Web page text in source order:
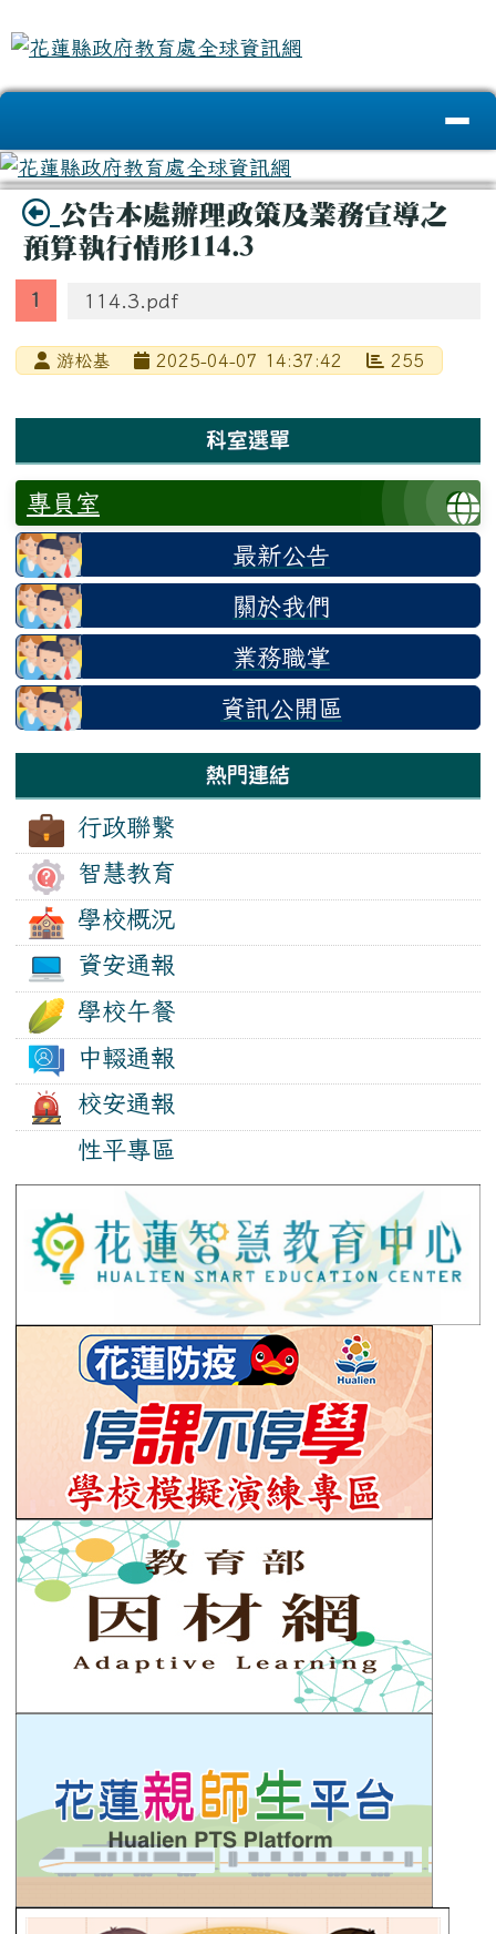
跳至主內容區
花蓮縣政府教育處全球資訊網
導覽列
主內容區域
標題圖示
公告本處辦理政策及業務宣導之
預算執行情形114.3
114.3.pdf
游松基 2025-04-07 14:37:42 255
科室選單
專員室
最新公告
關於我們
業務職掌
資訊公開區
熱門連結
行政聯繫
智慧教育
學校概況
資安通報
學校午餐
中輟通報
校安通報
性平專區
頁尾區域